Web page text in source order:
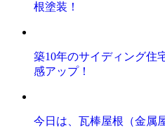
根塗装！
築10年のサイディング住
感アップ！
今日は、瓦棒屋根（金属